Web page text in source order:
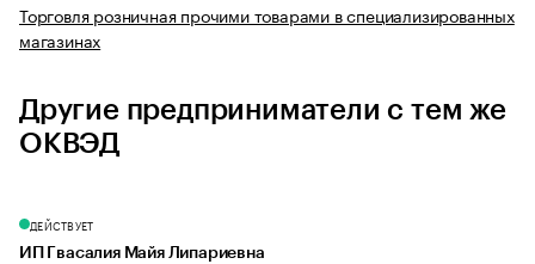
Торговля розничная прочими товарами в специализированных
магазинах
Другие предприниматели с тем же
ОКВЭД
ДЕЙСТВУЕТ
ИП Гвасалия Майя Липариевна